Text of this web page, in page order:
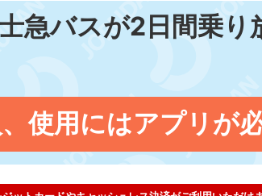
急バスが2日間乗り
使用にはアプリが